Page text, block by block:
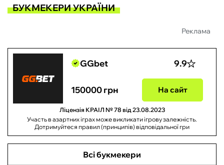
БУКМЕКЕРИ УКРАЇНИ
Реклама
GGbet 9.9
150000 грн На сайт
Ліцензія КРАІЛ № 78 від 23.08.2023
Участь в азартних іграх може викликати ігрову залежність.
Дотримуйтеся правил (принципів) відповідальної гри
Всі букмекери